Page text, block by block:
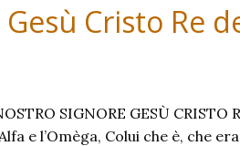
Cristo Re
SIGNORE GESÙ CRISTO
e l’Omèga, Colui che è, che